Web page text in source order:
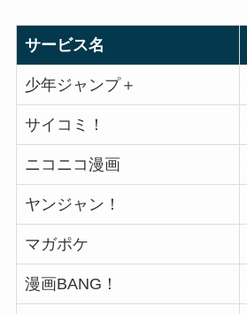
サービス名
少年ジャンプ＋
サイコミ！
ニコニコ漫画
ヤンジャン！
マガポケ
漫画BANG！